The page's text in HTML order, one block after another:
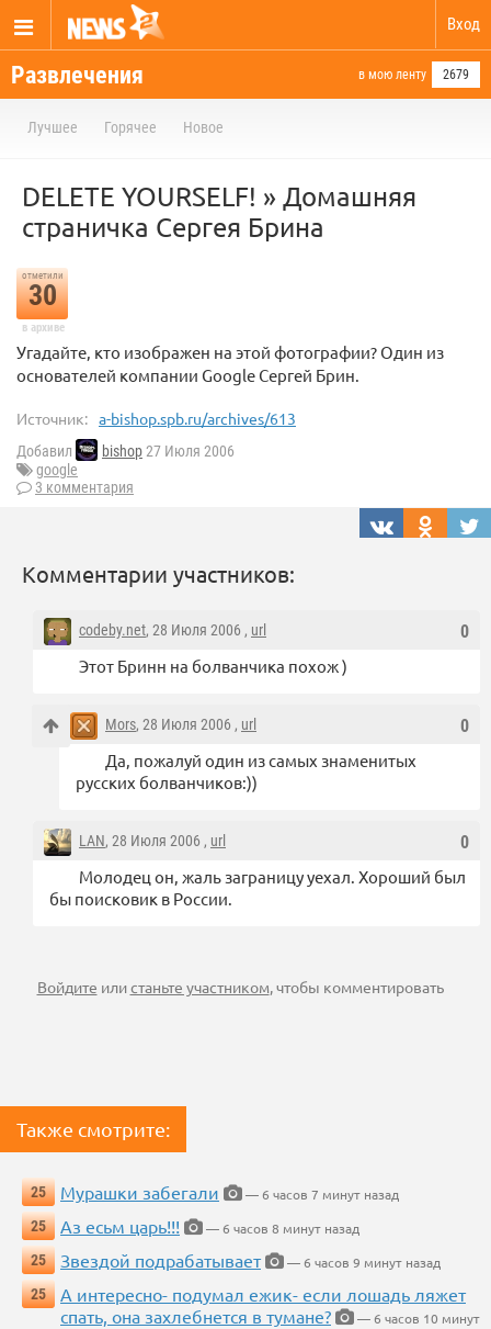
Вход
Развлечения в мою ленту 2679
Лучшее Горячее Новое
DELETE YOURSELF! » Домашняя
страничка Сергея Брина
отметили
30
в архиве
Угадайте, кто изображен на этой фотографии? Один из
основателей компании Google Сергей Брин.
Источник: a-bishop.spb.ru/archives/613
Добавил bishop27 Июля 2006
google
3 комментария
Комментарии участников:
0
codeby.net, 28 Июля 2006 , url
Этот Бринн на болванчика похож )
0
Mors, 28 Июля 2006 , url
Да, пожалуй один из самых знаменитых
русских болванчиков:))
0
LAN, 28 Июля 2006 , url
Молодец он, жаль заграницу уехал. Хороший был
бы поисковик в России.
Войдите илистаньте участником, чтобы комментировать
Также смотрите:
25 Мурашки забегали
— 6 часов 7 минут назад
25
Аз есьм царь!!!
— 6 часов 8 минут назад
25
Звездой подрабатывает
— 6 часов 9 минут назад
25
А интересно- подумал ежик- если лошадь ляжет
спать, она захлебнется в тумане?
— 6 часов 10 минут